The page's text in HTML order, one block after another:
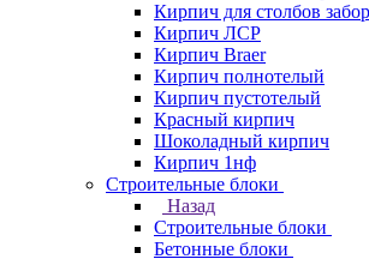
Кирпич для столбов
Кирпич ЛСР
Кирпич Braer
Кирпич полнотелый
Кирпич пустотелый
Красный кирпич
Шоколадный кирпич
Кирпич 1нф
Строительные блоки
Назад
Строительные блоки
Бетонные блоки